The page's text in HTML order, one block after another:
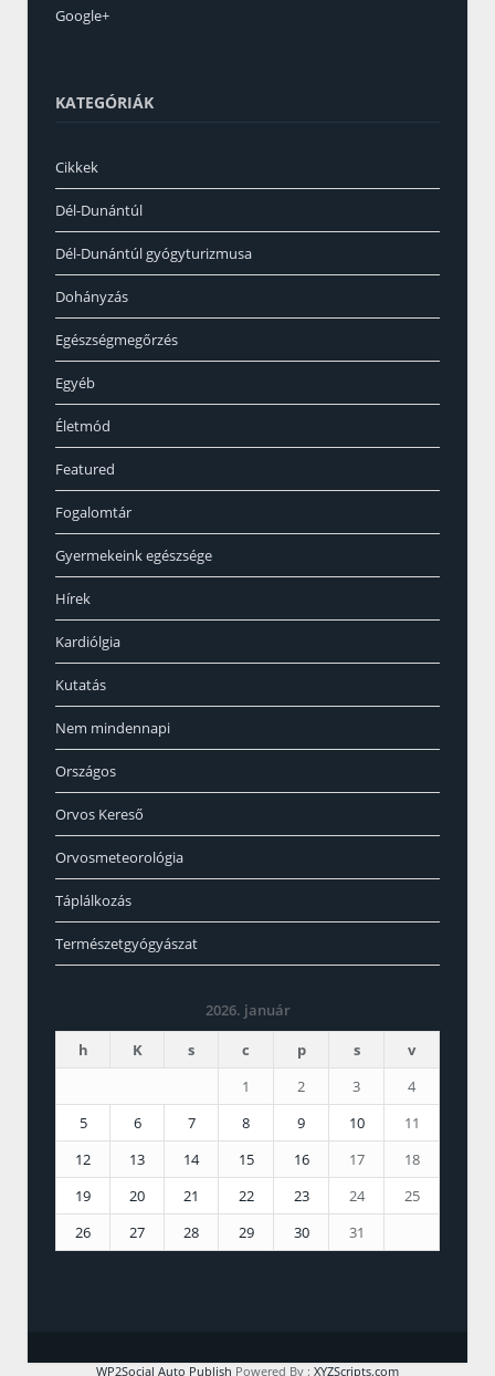
Google+
KATEGÓRIÁK
Cikkek
Dél-Dunántúl
Dél-Dunántúl gyógyturizmusa
Dohányzás
Egészségmegőrzés
Egyéb
Életmód
Featured
Fogalomtár
Gyermekeink egészsége
Hírek
Kardiólgia
Kutatás
Nem mindennapi
Országos
Orvos Kereső
Orvosmeteorológia
Táplálkozás
Természetgyógyászat
2026. január
h
K s c p s
v
1
2 3
4
5
6 7 8 9 10
11
12
13 14 15 16 17
18
19
20 21 22 23 24
25
26
27 28 29 30
31
WP2Social Auto Publish Powered By : XYZScripts.com